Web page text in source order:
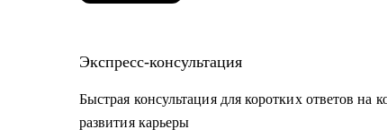
Экспресс-консультация
Быстрая консультация для коротких ответов
развития карьеры